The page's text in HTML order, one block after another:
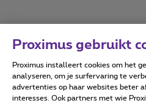
Forumvoorwaarden
Proximus gebruikt
Proximus installeert cookies om het
analyseren, om je surfervaring te
advertenties op haar websites beter
interesses. Ook partners met wie